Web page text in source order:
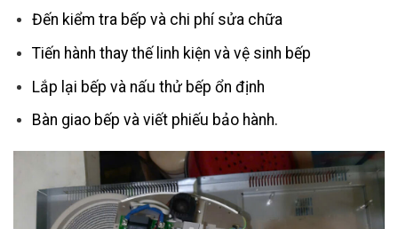
Đến kiểm tra bếp và chi phí sửa chữa
Tiến hành thay thế linh kiện và vệ sinh bếp
Lắp lại bếp và nấu thử bếp ổn định
Bàn giao bếp và viết phiếu bảo hành.